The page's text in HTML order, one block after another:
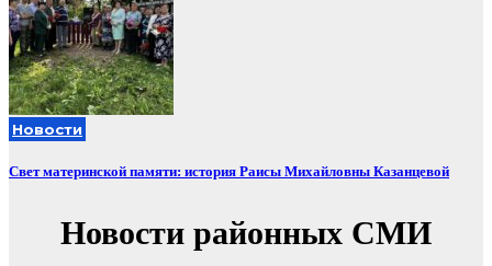
Новости
Свет материнской памяти: история Раисы Михайловны Казанцевой